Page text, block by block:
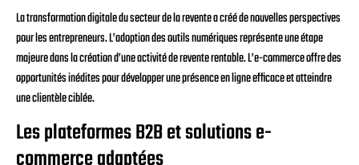
La transformation digitale du secteur de la revente a créé de nouvelles perspectives
pour les entrepreneurs. L’adoption des outils numériques représente une étape
majeure dans la création d’une activité de revente rentable. L’e-commerce offre des
opportunités inédites pour développer une présence en ligne efficace et atteindre
une clientèle ciblée.
Les plateformes B2B et solutions e-